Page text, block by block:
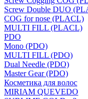
Screw Double DUO
COG for nose (PLACL)
MULTI FILL (PLACL)
PDO
Mono (PDO)
MULTI FILL (PDO)
Dual Needle (PDO)
Master Gear (PDO)
Косметика для волос
MIRIAM QUEVEDO